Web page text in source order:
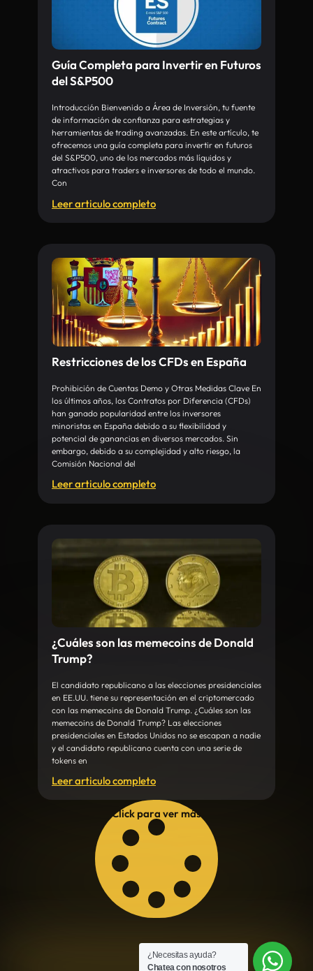
Guía Completa para Invertir en Futuros
del S&P500
Introducción Bienvenido a Área de Inversión, tu fuente
de información de confianza para estrategias y
herramientas de trading avanzadas. En este artículo, te
ofrecemos una guía completa para invertir en futuros
del S&P500, uno de los mercados más líquidos y
atractivos para traders e inversores de todo el mundo.
Con
Leer articulo completo
Restricciones de los CFDs en España
Prohibición de Cuentas Demo y Otras Medidas Clave En
los últimos años, los Contratos por Diferencia (CFDs)
han ganado popularidad entre los inversores
minoristas en España debido a su flexibilidad y
potencial de ganancias en diversos mercados. Sin
embargo, debido a su complejidad y alto riesgo, la
Comisión Nacional del
Leer articulo completo
¿Cuáles son las memecoins de Donald
Trump?
El candidato republicano a las elecciones presidenciales
en EE.UU. tiene su representación en el criptomercado
con las memecoins de Donald Trump. ¿Cuáles son las
memecoins de Donald Trump? Las elecciones
presidenciales en Estados Unidos no se escapan a nadie
y el candidato republicano cuenta con una serie de
tokens en
Leer articulo completo
Click para ver más
¿Necesitas ayuda?
Chatea con nosotros